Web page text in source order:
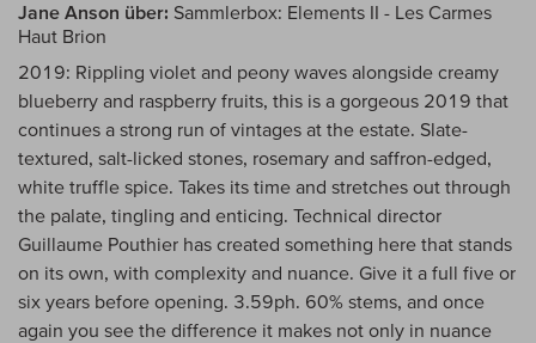
Jane Anson über: Sammlerbox: Elements II - Les Carmes
Haut Brion
2019: Rippling violet and peony waves alongside creamy
blueberry and raspberry fruits, this is a gorgeous 2019 that
continues a strong run of vintages at the estate. Slate-
textured, salt-licked stones, rosemary and saffron-edged,
white truffle spice. Takes its time and stretches out through
the palate, tingling and enticing. Technical director
Guillaume Pouthier has created something here that stands
on its own, with complexity and nuance. Give it a full five or
six years before opening. 3.59ph. 60% stems, and once
again you see the difference it makes not only in nuance